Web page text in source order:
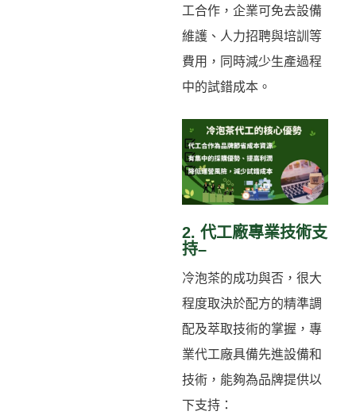
工合作，企業可免去設備
維護、人力招聘與培訓等
費用，同時減少生產過程
中的試錯成本。
2. 代工廠專業技術支
持–
冷泡茶的成功與否，很大
程度取決於配方的精準調
配及萃取技術的掌握，專
業代工廠具備先進設備和
技術，能夠為品牌提供以
下支持：